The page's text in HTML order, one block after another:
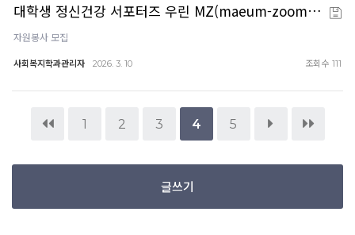
대학생 정신건강 서포터즈 우린 MZ(maeum-zoom…
자원봉사 모집
사회복지학과관리자 2026. 3. 10 조회수 111
1 2 3 4 5
글쓰기